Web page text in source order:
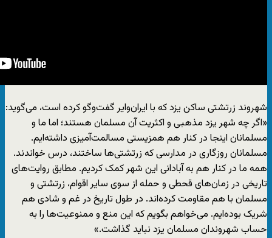
شهروند زرتشتی ساکن یزد که با ایران‌وایر گفت‌وگو کرده است، می‌گوید:
«اگر چه شهر یزد مذهبی و اکثریت آن مسلمان هستند؛ اما ما و
مسلمانان اینجا در کنار هم همزیستی مسالمت‌آمیزی داشته‌ایم.
مسلمانان روزگاری در مدارسی که زرتشتی‌ها ساختند، درس خواندند.
همه ما در کنار هم به آبادانی این شهر کمک کردیم. مطابق روایت‌های
تاریخی در زمان‌های قحطی و حمله از سوی سایر اقوام، زرتشتی و
مسلمان با هم مقاومت کرده‌اند. در طول تاریخ در غم و شادی هم
شریک بوده‌ایم. می‌خواهم بگویم که این منع و ممنوعیت‌ها را به
حساب شهروندان مسلمان یزد نباید گذاشت.»